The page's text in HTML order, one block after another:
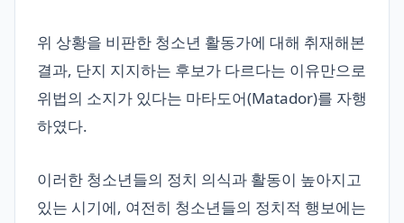
위 상황을 비판한 청소년 활동가에 대해 취재해본
결과, 단지 지지하는 후보가 다르다는 이유만으로
위법의 소지가 있다는 마타도어(Matador)를 자행
하였다.
이러한 청소년들의 정치 의식과 활동이 높아지고
있는 시기에, 여전히 청소년들의 정치적 행보에는